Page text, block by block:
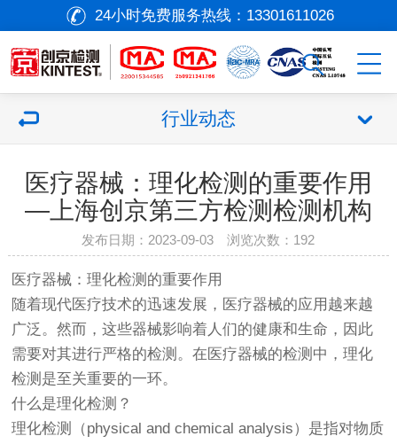
24小时免费服务热线： 13301611026
行业动态
医疗器械：理化检测的重要作用
—上海创京第三方检测检测机构
发布日期：2023-09-03 浏览次数： 192
医疗器械 ：理化检测的重要作用
随着现代医疗技术的迅速发展， 医疗器械的应用越来越
广泛。然而，这些器械影响着人们的健康和生命，因此
需要对其进行严格的检测。在 医疗器械的检测中，理化
检测是至关重要的一环。
什么是理化检测？
理化检测（physical and chemical analysis）是指对物质